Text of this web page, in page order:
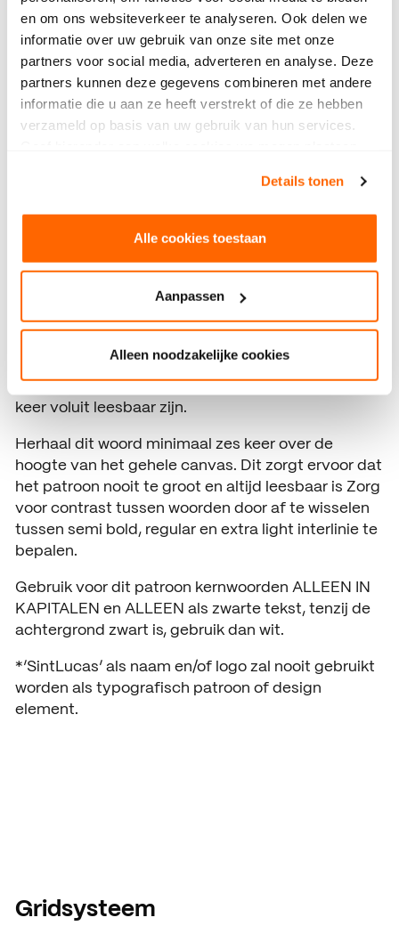
en om ons websiteverkeer te analyseren. Ook delen we
informatie over uw gebruik van onze site met onze
partners voor social media, adverteren en analyse. Deze
partners kunnen deze gegevens combineren met andere
informatie die u aan ze heeft verstrekt of die ze hebben
verzameld op basis van uw gebruik van hun services.
Details tonen
Alle cookies toestaan
Aanpassen
Alleen noodzakelijke cookies
Typografisch patroon
We gebruiken een typografisch patroon als design
element. Dit doen we met krachtige kernwoorden
het primaire en secundaire kleurenpalet.
* en gebruik hierbij het lettertype Mori. Dit
keer voluit leesbaar zijn.
Herhaal dit woord minimaal zes keer over de
hoogte van het gehele canvas. Dit zorgt ervoor dat
het patroon nooit te groot en altijd leesbaar is Zorg
voor contrast tussen woorden door af te wisselen
tussen semi bold, regular en extra light interlinie te
bepalen.
Gebruik voor dit patroon kernwoorden ALLEEN IN
KAPITALEN en ALLEEN als zwarte tekst, tenzij de
achtergrond zwart is, gebruik dan wit.
*’SintLucas’ als naam en/of logo zal nooit gebruikt
worden als typografisch patroon of design
element.
Gridsysteem